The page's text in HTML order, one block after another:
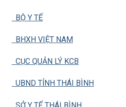
BỘ Y TẾ
BHXH VIỆT NAM
CỤC QUẢN LÝ KCB
UBND TỈNH THÁI BÌNH